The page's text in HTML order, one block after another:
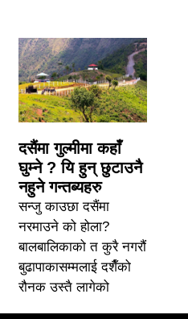
दसैंमा गुल्मीमा कहाँ
घुम्ने ? यि हुन् छुटाउनै
नहुने गन्तब्यहरु
सन्जु काउछा दसैंमा
नरमाउने को होला?
बालबालिकाको त कुरै नगरौं
बुढापाकासम्मलाई दशैँको
रौनक उस्तै लागेको